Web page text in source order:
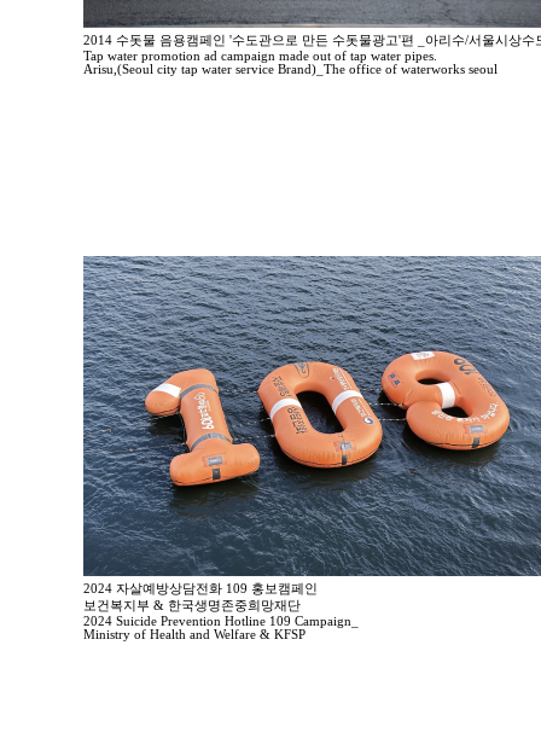
2014 수돗물 음용캠페인 '수도관으로 만든 수돗물광고'편 _아리수/서울시상수
Tap water promotion ad campaign made out of tap water pipes.
Arisu,(Seoul city tap water service Brand)_The office of waterworks seoul
2024 자살예방상담전화 109 홍보캠페인
보건복지부 & 한국생명존중희망재단
2024 Suicide Prevention Hotline 109 Campaign_
Ministry of Health and Welfare & KFSP